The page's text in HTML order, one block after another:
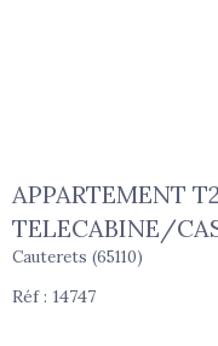
APPARTEMENT
TELECABINE/
Cauterets (65110)
Réf : 14747